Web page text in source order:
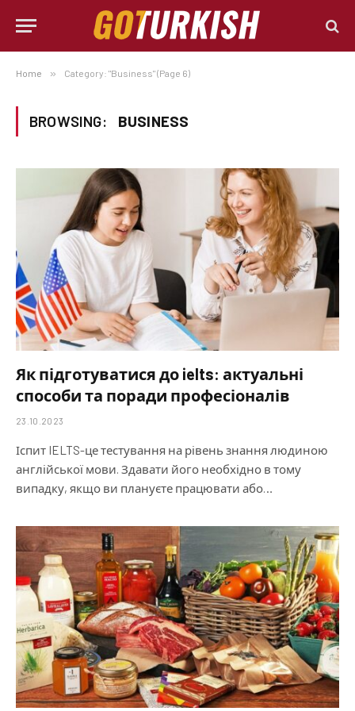
Home » Category: "Business" (Page 6)
BROWSING: BUSINESS
Як підготуватися до ielts: актуальні
способи та поради професіоналів
23.10.2023
Іспит IELTS-це тестування на рівень знання людиною
англійської мови. Здавати його необхідно в тому
випадку, якщо ви плануєте працювати або…